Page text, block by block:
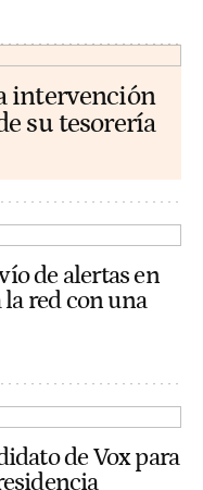
intervención
su tesorería
de alertas en
red con una
de Vox para